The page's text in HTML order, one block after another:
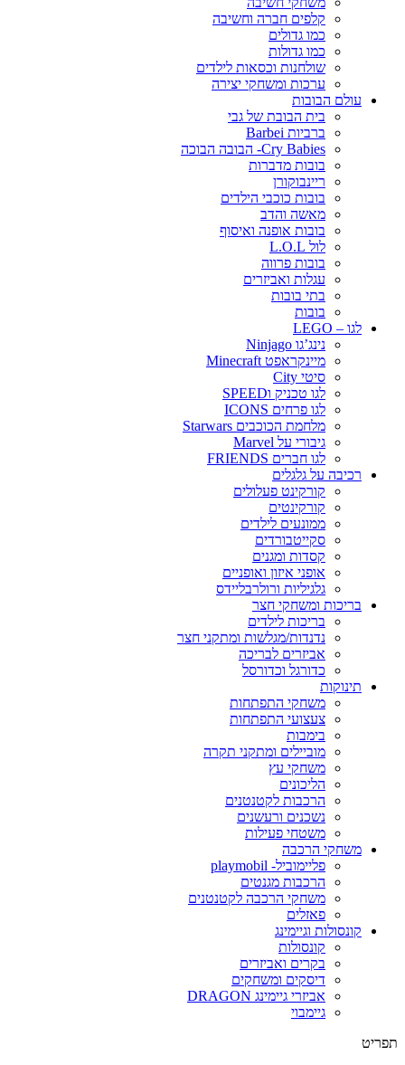
קלפים חברה וחשיבה
כמו גדולים
כמו גדולות
שולחנות וכסאות לילדים
ערכות ומשחקי יצירה
עולם הבובות
בית הבובת של גבי
ברביות Barbei
Cry Babies- הבובה הבוכה
בובות מדברות
ריינבוקורן
בובות כוכבי הילדים
מאשה והדב
בובות אופנה ואיסוף
לול L.O.L
בובות פרווה
עגלות ואביזרים
בתי בובות
בובות
לגו – LEGO
נינג’גו Ninjago
מיינקראפט Minecraft
סיטי City
לגו טכניק וSPEED
לגו פרחים ICONS
מלחמת הכוכבים Starwars
גיבורי על Marvel
לגו חברים FRIENDS
רכיבה על גלגלים
קורקינט פעלולים
קורקינטים
ממונעים לילדים
סקייטבורדים
קסדות ומגנים
אופני איזון ואופניים
גלגיליות ורולרבליידס
בריכות ומשחקי חצר
בריכות לילדים
נדנדות/מגלשות ומתקני חצר
אביזרים לבריכה
כדורגל וכדורסל
תינוקות
משחקי התפתחות
צעצועי התפתחות
בימבות
מוביילים ומתקני תקרה
משחקי עץ
הליכונים
הרכבות לקטנטנים
נשכנים ורעשנים
משטחי פעילות
משחקי הרכבה
פליימוביל- playmobil
הרכבות מגנטים
משחקי הרכבה לקטנטנים
פאזלים
קונסולות וגיימינג
קונסולות
בקרים ואביזרים
דיסקים ומשחקים
אביזרי גיימינג DRAGON
גיימבוי